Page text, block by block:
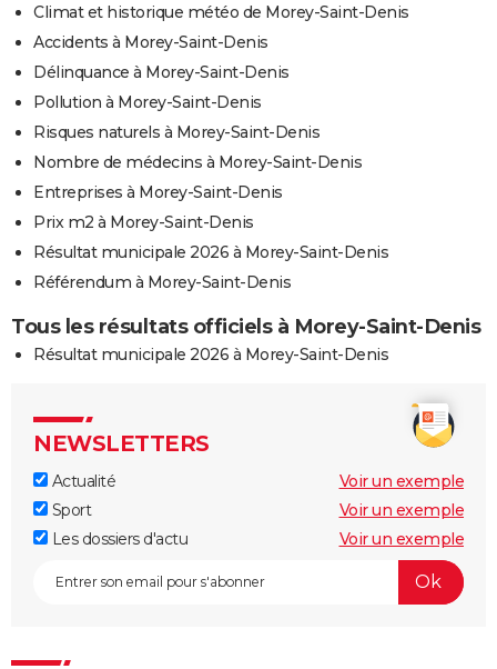
Climat et historique météo de Morey-Saint-Denis
Accidents à Morey-Saint-Denis
Délinquance à Morey-Saint-Denis
Pollution à Morey-Saint-Denis
Risques naturels à Morey-Saint-Denis
Nombre de médecins à Morey-Saint-Denis
Entreprises à Morey-Saint-Denis
Prix m2 à Morey-Saint-Denis
Résultat municipale 2026 à Morey-Saint-Denis
Référendum à Morey-Saint-Denis
Tous les résultats officiels à Morey-Saint-Denis
Résultat municipale 2026 à Morey-Saint-Denis
NEWSLETTERS
Actualité
Voir un exemple
Sport
Voir un exemple
Les dossiers d'actu
Voir un exemple